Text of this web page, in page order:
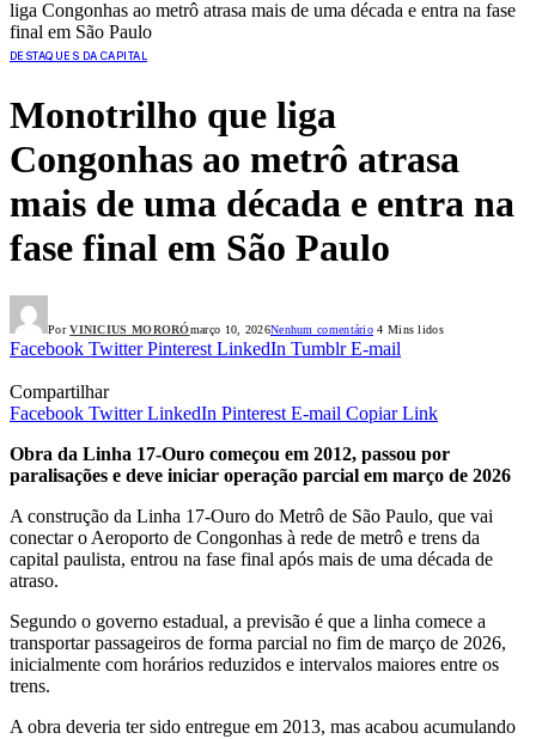
liga Congonhas ao metrô atrasa mais de uma década e entra na fase
final em São Paulo
DESTAQUES DA CAPITAL
Monotrilho que liga
Congonhas ao metrô atrasa
mais de uma década e entra na
fase final em São Paulo
Por VINICIUS MORORÓmarço 10, 2026Nenhum comentário 4 Mins lidos
Facebook Twitter Pinterest LinkedIn Tumblr E-mail
Compartilhar
Facebook Twitter LinkedIn Pinterest E-mail Copiar Link
Obra da Linha 17-Ouro começou em 2012, passou por
paralisações e deve iniciar operação parcial em março de 2026
A construção da Linha 17‑Ouro do Metrô de São Paulo, que vai
conectar o Aeroporto de Congonhas à rede de metrô e trens da
capital paulista, entrou na fase final após mais de uma década de
atraso.
Segundo o governo estadual, a previsão é que a linha comece a
transportar passageiros de forma parcial no fim de março de 2026,
inicialmente com horários reduzidos e intervalos maiores entre os
trens.
A obra deveria ter sido entregue em 2013, mas acabou acumulando